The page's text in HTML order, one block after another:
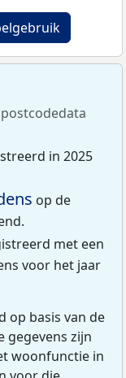
in 2025
op de
met een
voor het jaar
op basis van de
gegevens zijn
woonfunctie in